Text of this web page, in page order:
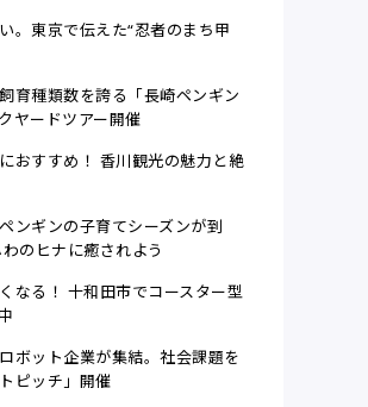
。東京で伝えた“忍者のまち甲
育種類数を誇る「長崎ペンギン
ヤードツアー開催
おすすめ！ 香川観光の魅力と絶
ンギンの子育てシーズンが到
のヒナに癒されよう
なる！ 十和田市でコースター型
ボット企業が集結。社会課題を
ピッチ」開催